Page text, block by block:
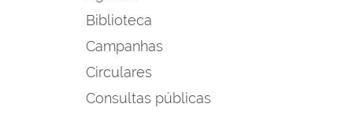
Biblioteca
Campanhas
Circulares
Consultas públicas